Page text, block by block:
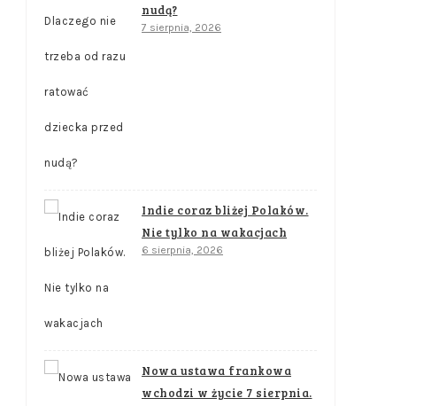
nudą?
7 sierpnia, 2026
Indie coraz bliżej Polaków.
Nie tylko na wakacjach
6 sierpnia, 2026
Nowa ustawa frankowa
wchodzi w życie 7 sierpnia.